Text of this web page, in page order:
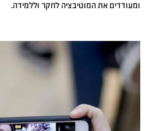
ומעודדים את המוטיבציה לחקר וללמידה.